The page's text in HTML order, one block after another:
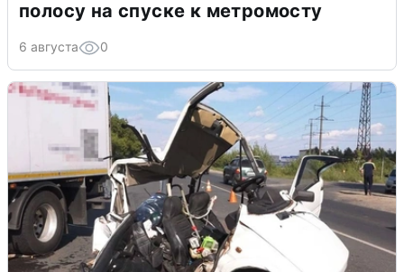
полосу на спуске к метромосту
6 августа 0